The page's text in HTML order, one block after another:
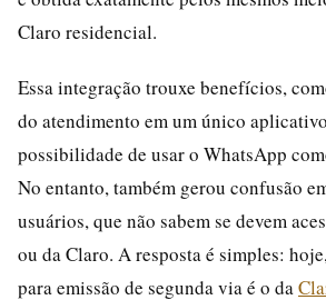
Claro residencial.
Essa integração trouxe benefícios,
do atendimento em um único
possibilidade de usar o WhatsApp
No entanto, também gerou confusão
usuários, que não sabem se devem
ou da Claro. A resposta é simples:
para emissão de segunda via é o da